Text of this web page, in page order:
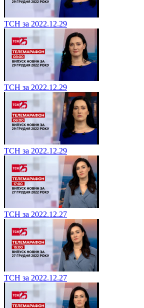
ТСН за 2022.12.29
ТСН за 2022.12.29
ТСН за 2022.12.29
ТСН за 2022.12.27
ТСН за 2022.12.27